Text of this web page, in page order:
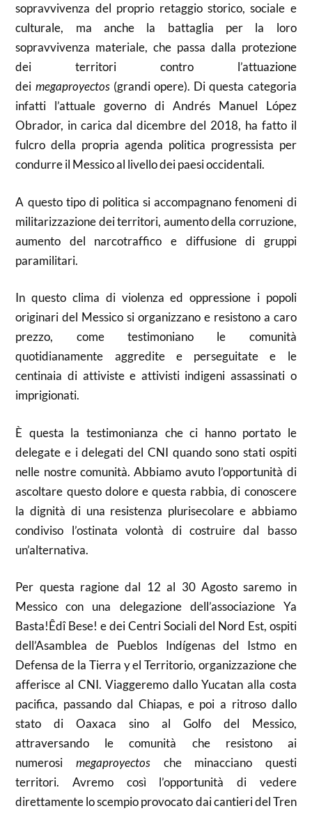
sopravvivenza del proprio retaggio storico, sociale e
culturale, ma anche la battaglia per la loro
sopravvivenza materiale, che passa dalla protezione
dei territori contro l’attuazione
dei megaproyectos (grandi opere). Di questa categoria
infatti l’attuale governo di Andrés Manuel López
Obrador, in carica dal dicembre del 2018, ha fatto il
fulcro della propria agenda politica progressista per
condurre il Messico al livello dei paesi occidentali.
A questo tipo di politica si accompagnano fenomeni di
militarizzazione dei territori, aumento della corruzione,
aumento del narcotraffico e diffusione di gruppi
paramilitari.
In questo clima di violenza ed oppressione i popoli
originari del Messico si organizzano e resistono a caro
prezzo, come testimoniano le comunità
quotidianamente aggredite e perseguitate e le
centinaia di attiviste e attivisti indigeni assassinati o
imprigionati.
È questa la testimonianza che ci hanno portato le
delegate e i delegati del CNI quando sono stati ospiti
nelle nostre comunità. Abbiamo avuto l’opportunità di
ascoltare questo dolore e questa rabbia, di conoscere
la dignità di una resistenza plurisecolare e abbiamo
condiviso l’ostinata volontà di costruire dal basso
un’alternativa.
Per questa ragione dal 12 al 30 Agosto saremo in
Messico con una delegazione dell’associazione Ya
Basta!Êdî Bese! e dei Centri Sociali del Nord Est, ospiti
dell’Asamblea de Pueblos Indígenas del Istmo en
Defensa de la Tierra y el Territorio, organizzazione che
afferisce al CNI. Viaggeremo dallo Yucatan alla costa
pacifica, passando dal Chiapas, e poi a ritroso dallo
stato di Oaxaca sino al Golfo del Messico,
attraversando le comunità che resistono ai
numerosi megaproyectosche minacciano questi
territori. Avremo così l’opportunità di vedere
direttamente lo scempio provocato dai cantieri del Tren